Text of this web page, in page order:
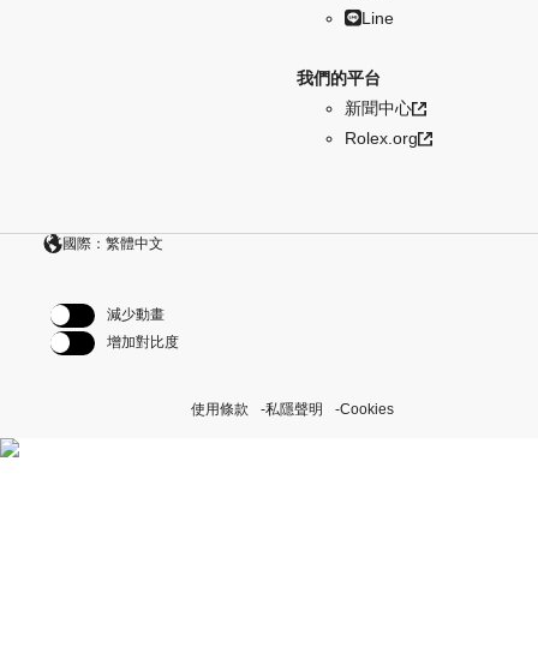
Line
我們的平台
新聞中心
Rolex.org
國際：繁體中文
減少動畫
增加對比度
使用條款 私隱聲明 Cookies